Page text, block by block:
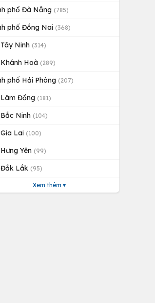
phố Đà Nẵng (785)
phố Đồng Nai (368)
Ninh (314)
Hoà (289)
phố Hải Phòng (207)
Lâm Đồng (181)
Ninh (104)
Lai (100)
Yên (99)
Đắk Lắk (95)
Xem thêm ▾